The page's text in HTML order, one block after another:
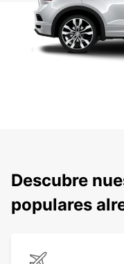
Descubre
populares